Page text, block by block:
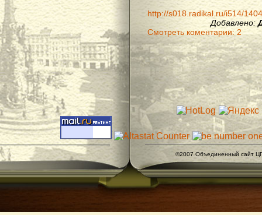
http://s018.radikal.ru/i514/
Добавлено:
Смотреть коментарии: 2
©2007 Объединенный сайт